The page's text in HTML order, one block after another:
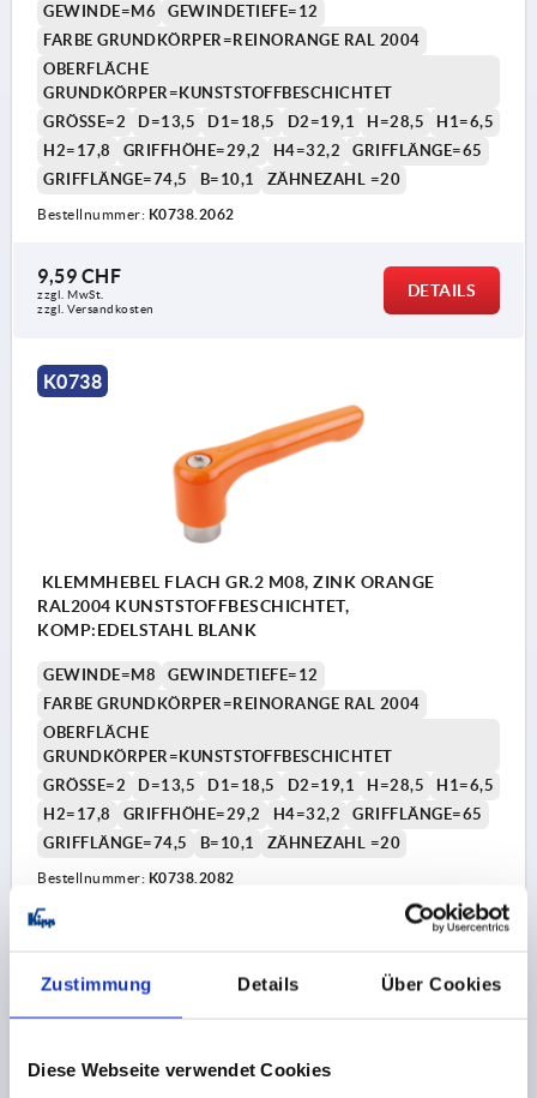
Zustimmung Details Über Cookies
Diese Webseite verwendet Cookies
GEWINDE=M6
GEWINDETIEFE=12
FARBE GRUNDKÖRPER=REINORANGE RAL 2004
OBERFLÄCHE
GRUNDKÖRPER=KUNSTSTOFFBESCHICHTET
GRÖSSE=2
D=13,5 D1=18,5 D2=19,1 H=28,5
H1=6,5
H2=17,8
GRIFFHÖHE=29,2 H4=32,2
GRIFFLÄNGE=65
GRIFFLÄNGE=74,5
B=10,1 ZÄHNEZAHL =20
Bestellnummer: K0738.2062
9,59 CHF
zzgl. MwSt.
zzgl. Versandkosten
DETAILS
K0738
KLEMMHEBEL FLACH GR.2 M08, ZINK ORANGE
RAL2004 KUNSTSTOFFBESCHICHTET,
KOMP:EDELSTAHL BLANK
GEWINDE=M8
GEWINDETIEFE=12
FARBE GRUNDKÖRPER=REINORANGE RAL 2004
OBERFLÄCHE
GRUNDKÖRPER=KUNSTSTOFFBESCHICHTET
GRÖSSE=2
D=13,5 D1=18,5 D2=19,1 H=28,5
H1=6,5
H2=17,8
GRIFFHÖHE=29,2 H4=32,2
GRIFFLÄNGE=65
GRIFFLÄNGE=74,5
B=10,1 ZÄHNEZAHL =20
Bestellnummer: K0738.2082